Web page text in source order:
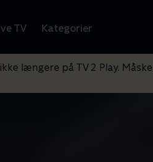
TV Kategorier
længere på TV 2 Play.